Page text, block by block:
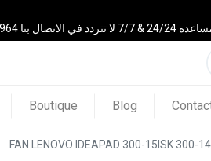
0560928964
Boutique Blog
FAN LENOVO IDEAPAD 300-15ISK 300-